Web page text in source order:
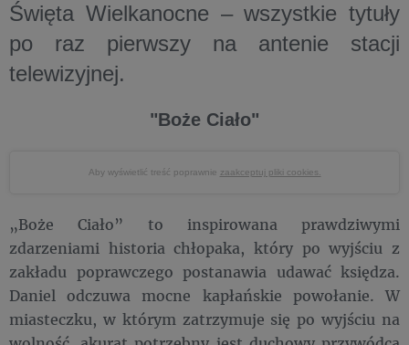
Święta Wielkanocne – wszystkie tytuły
po raz pierwszy na antenie stacji
telewizyjnej.
"Boże Ciało"
Aby wyświetlić treść poprawnie zaakceptuj pliki cookies.
„Boże Ciało” to inspirowana prawdziwymi
zdarzeniami historia chłopaka, który po wyjściu z
zakładu poprawczego postanawia udawać księdza.
Daniel odczuwa mocne kapłańskie powołanie. W
miasteczku, w którym zatrzymuje się po wyjściu na